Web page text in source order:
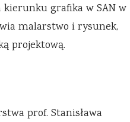
kierunku grafika w SAN w
malarstwo i rysunek,
projektową.
prof. Stanisława